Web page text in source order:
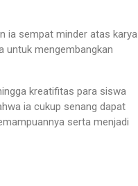
ia sempat minder atas karya
untuk mengembangkan
kreatifitas para siswa
ia cukup senang dapat
serta menjadi